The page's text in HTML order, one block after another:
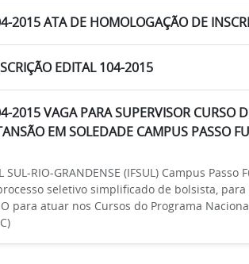
2015 ATA DE HOMOLOGAÇÃO DE
EDITAL 104-2015
2015 VAGA PARA SUPERVISOR CURSO
EM SOLEDADE CAMPUS PASSO
SUL-RIO-GRANDENSE (IFSUL) Campus
seletivo simplificado de bolsista, para a
para atuar nos Cursos do Programa